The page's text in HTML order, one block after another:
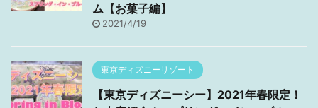
ム【お菓子編】
2021/4/19
東京ディズニーリゾート
【東京ディズニーシー】2021年春限定！